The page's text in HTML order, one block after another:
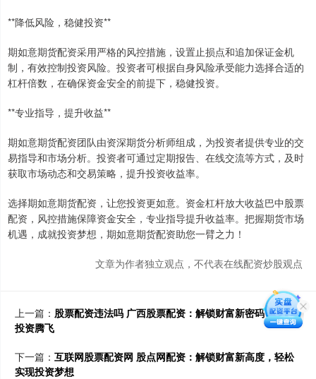
**降低风险，稳健投资**
期如意期货配资采用严格的风控措施，设置止损点和追加保证金机
制，有效控制投资风险。投资者可根据自身风险承受能力选择合适的
杠杆倍数，在确保资金安全的前提下，稳健投资。
**专业指导，提升收益**
期如意期货配资团队由资深期货分析师组成，为投资者提供专业的交
易指导和市场分析。投资者可通过定期报告、在线交流等方式，及时
获取市场动态和交易策略，提升投资收益率。
选择期如意期货配资，让您投资更如意。资金杠杆放大收益巴中股票
配资，风控措施保障资金安全，专业指导提升收益率。把握期货市场
机遇，成就投资梦想，期如意期货配资助您一臂之力！
文章为作者独立观点，不代表在线配资炒股观点
上一篇： 股票配资违法吗 广西股票配资：解锁财富新密码，助力
投资腾飞
下一篇： 互联网股票配资网 股点网配资：解锁财富新高度，轻松
实现投资梦想